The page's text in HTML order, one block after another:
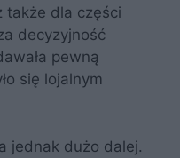
także dla części
decyzyjność
pewną
się lojalnym
jednak dużo dalej.